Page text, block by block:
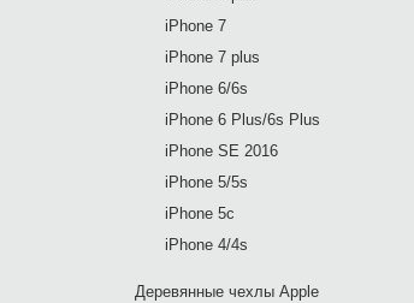
iPhone 7
iPhone 7 plus
iPhone 6/6s
iPhone 6 Plus/6s Plus
iPhone SE 2016
iPhone 5/5s
iPhone 5c
iPhone 4/4s
Деревянные чехлы Apple